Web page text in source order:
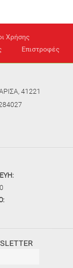
Χρήσης
Επιστροφές
41221